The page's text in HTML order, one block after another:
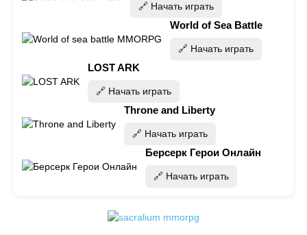
🔗‍️ Начать играть
World of Sea Battle
🔗‍️ Начать играть
LOST ARK
🔗‍️ Начать играть
Throne and Liberty
🔗‍️ Начать играть
Берсерк Герои Онлайн
🔗‍️ Начать играть